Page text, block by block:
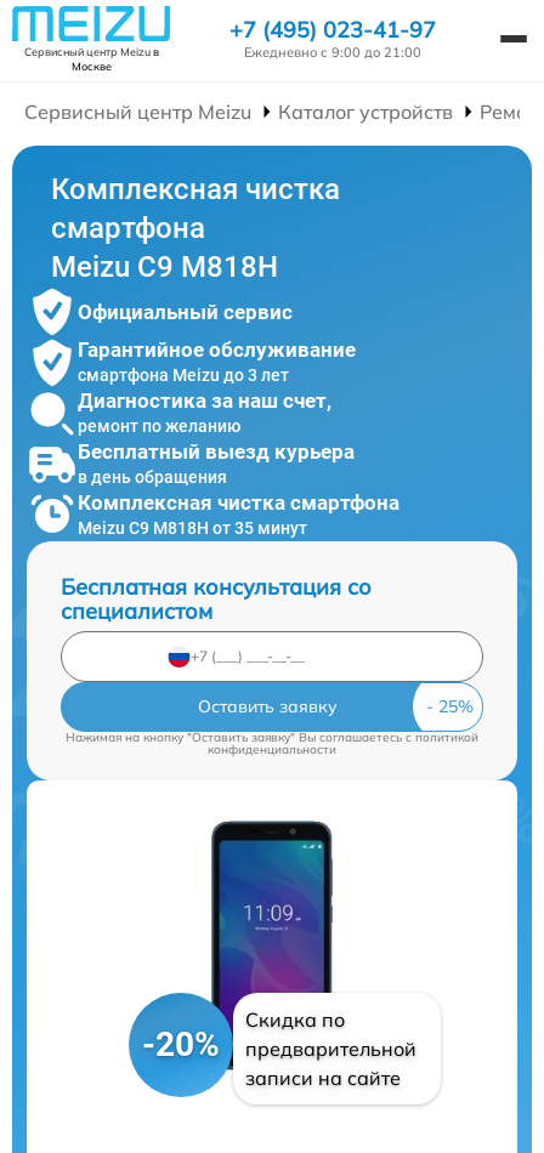
Сервисный центр Meizuв
Москве
+7 (495) 023-41-97
Ежедневно с 9:00 до 21:00
Сервисный центр Meizu Каталог устройств
Комплексная чистка
смартфона
Meizu C9 M818H
Официальный сервис
Гарантийное обслуживание
смартфона Meizu до 3 лет
Диагностика за наш счет,
ремонт по желанию
Бесплатный выезд курьера
в день обращения
Комплексная чистка смартфона
Meizu C9 M818H от 35 минут
Бесплатная консультация со
специалистом
Оставить заявку
Нажимая на кнопку "Оставить заявку" Вы соглашаетесь cполитикой
конфиденциальности
-20%
Скидка по
предварительной
записи на сайте